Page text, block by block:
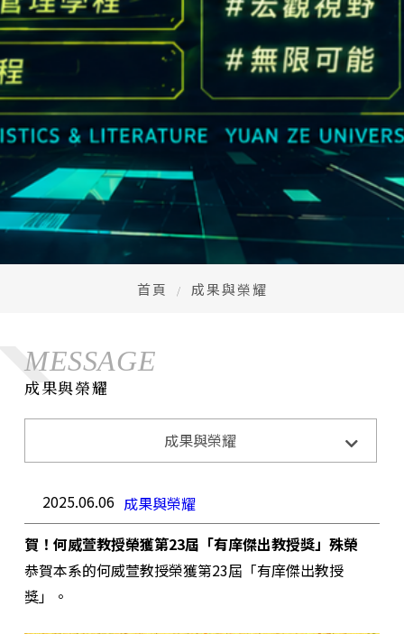
首頁 成果與榮耀
MESSAGE
成果與榮耀
成果與榮耀
系所活動 系所公告 招生訊息
2025.06.06 成果與榮耀
賀！何威萱教授榮獲第23屆「有庠傑出教授獎」殊榮
恭賀本系的何威萱教授榮獲第23屆「有庠傑出教授
獎」。